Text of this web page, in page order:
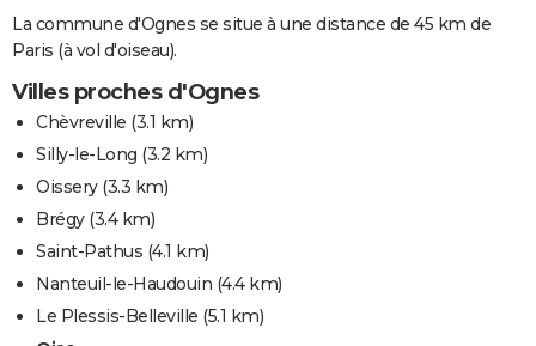
La commune d'Ognes se situe à une distance de 45 km de
Paris (à vol d'oiseau).
Villes proches d'Ognes
Chèvreville (3.1 km)
Silly-le-Long (3.2 km)
Oissery(3.3 km)
Brégy(3.4 km)
Saint-Pathus (4.1 km)
Nanteuil-le-Haudouin (4.4 km)
Le Plessis-Belleville (5.1 km)